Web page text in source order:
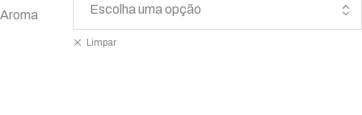
Aroma
Limpar